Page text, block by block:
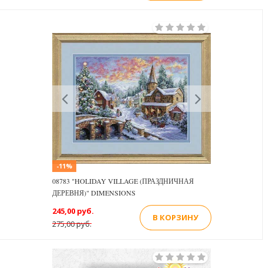
Previous
-11%
08783 "HOLIDAY VILLAGE (ПРАЗДНИЧНАЯ
ДЕРЕВНЯ)" DIMENSIONS
275,00 руб.
245,00 руб.
В КОРЗИНУ